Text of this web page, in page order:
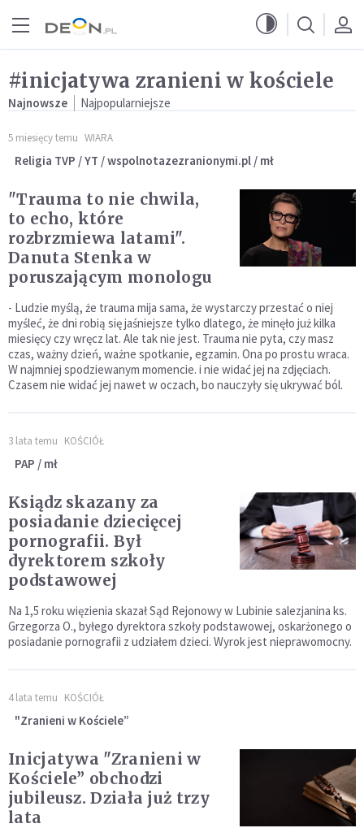
#inicjatywa zranieni w kościele
Najnowsze Najpopularniejsze
5 miesięcy temu WIARA
Religia TVP / YT / wspolnotazezranionymi.pl / mł
"Trauma to nie chwila,
to echo, które
rozbrzmiewa latami".
Danuta Stenka w
poruszającym monologu
- Ludzie myślą, że trauma mija sama, że wystarczy przestać o niej
myśleć, że dni robią się jaśniejsze tylko dlatego, że minęło już kilka
miesięcy czy wręcz lat. Ale tak nie jest. Trauma nie pyta, czy masz
czas, ważny dzień, ważne spotkanie, egzamin. Ona po prostu wraca.
W najmniej spodziewanym momencie. i nie widać jej na zdjęciach.
Czasem nie widać jej nawet w oczach, bo nauczyły się ukrywać ból.
3 lata temu KOŚCIÓŁ
PAP / mł
Ksiądz skazany za
posiadanie dziecięcej
pornografii. Był
dyrektorem szkoły
podstawowej
Na 1,5 roku więzienia skazał Sąd Rejonowy w Lubinie salezjanina ks.
Grzegorza O., byłego dyrektora szkoły podstawowej, oskarżonego o
posiadanie pornografii z udziałem dzieci. Wyrok jest nieprawomocny.
4 lata temu KOŚCIÓŁ
"Zranieni w Kościele”
Inicjatywa "Zranieni w
Kościele” obchodzi
jubileusz. Działa już trzy
lata